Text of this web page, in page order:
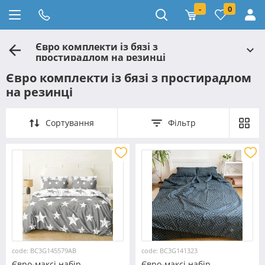
- 0
Євро комплекти із бязі з
простирадлом на резинці
Євро комплекти із бязі з простирадлом
на резинці
Сортування Фільтр
code: BC3G145579АВ code: BC3G141323